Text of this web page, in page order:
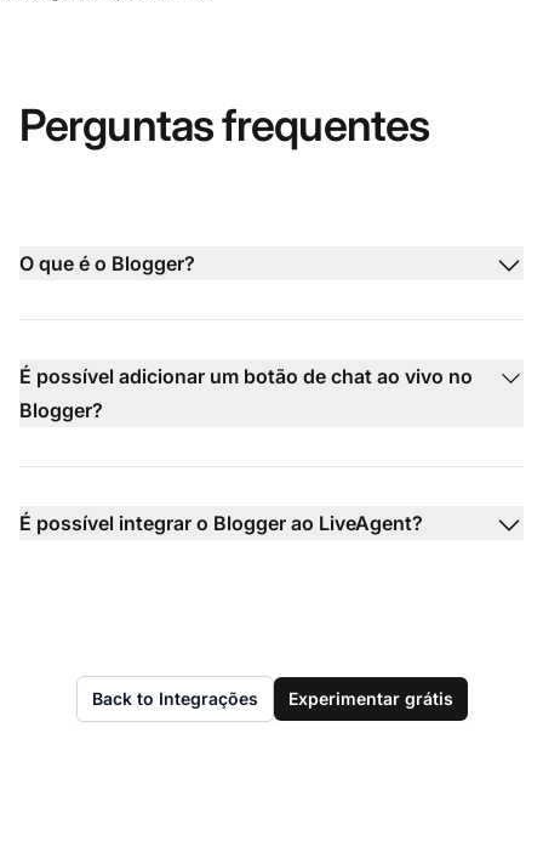
Perguntas frequentes
O que é o Blogger?
É possível adicionar um botão de chat ao vivo no
Blogger?
É possível integrar o Blogger ao LiveAgent?
Back to Integrações Experimentar grátis